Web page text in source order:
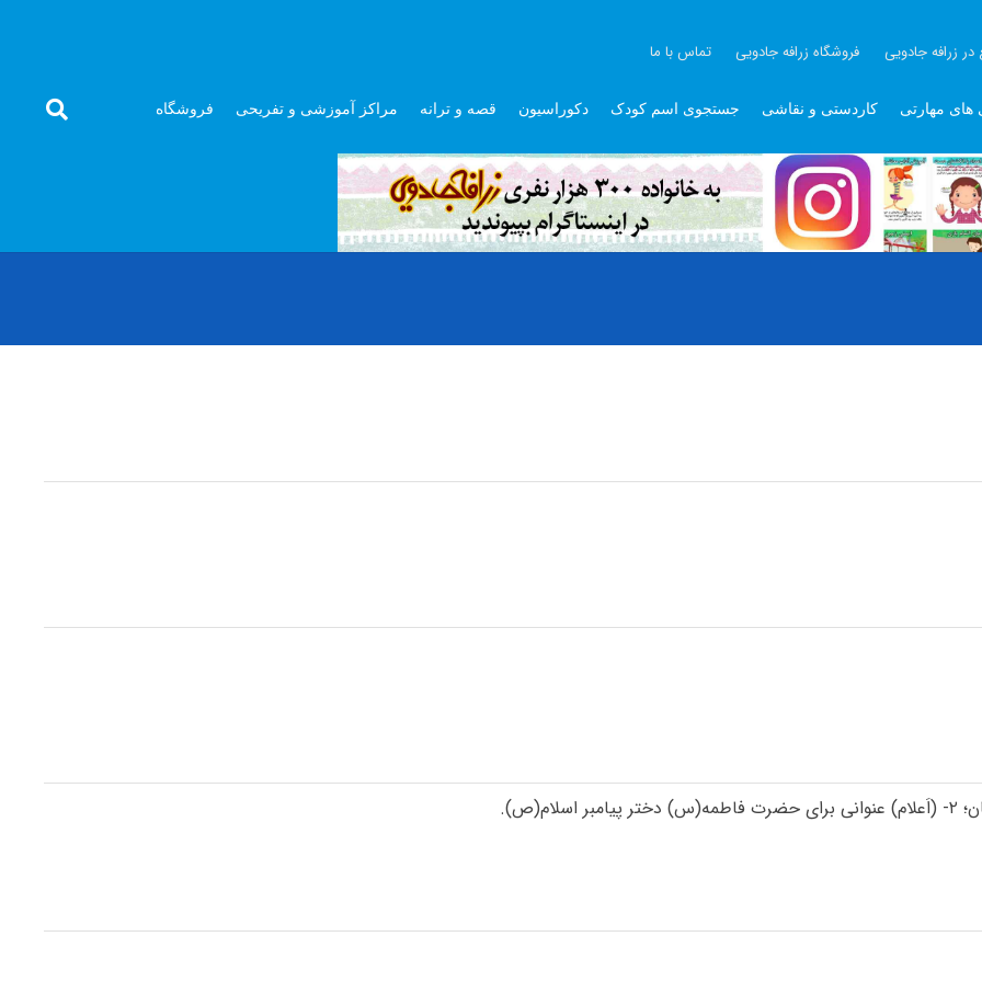
در زرافه جادویی فروشگاه زرافه جادویی تماس با ما
های مهارتی کاردستی و نقاشی جستجوی اسم کودک دکوراسیون قصه و ترانه مراکز آموزشی و تفریحی فروشگاه